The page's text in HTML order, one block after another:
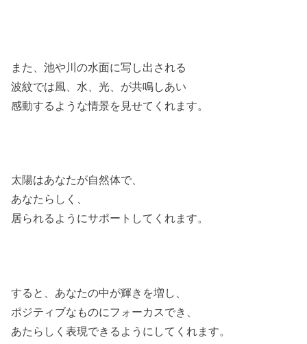
また、池や川の水面に写し出される
波紋では風、水、光、が共鳴しあい
感動するような情景を見せてくれます。
太陽はあなたが自然体で、
あなたらしく、
居られるようにサポートしてくれます。
すると、あなたの中が輝きを増し、
ポジティブなものにフォーカスでき、
あたらしく表現できるようにしてくれます。